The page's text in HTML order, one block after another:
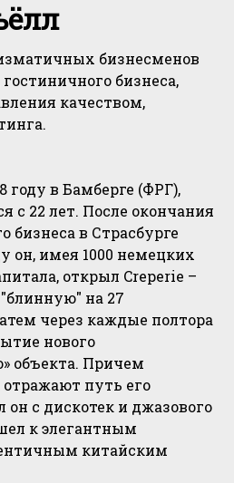
бизнесменов
бизнеса,
качеством,
году в Бамберге (ФРГ),
с 22 лет. После окончания
бизнеса в Страсбурге
он, имея 1000 немецких
открыл Creperie –
на 27
через каждые полтора
нового
объекта. Причем
отражают путь его
он с дискотек и джазового
к элегантным
китайским